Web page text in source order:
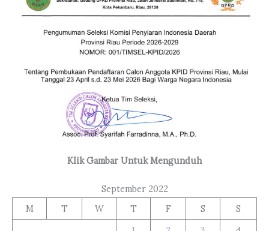
Klik Gambar Untuk Mengunduh
September 2022
M
T W T F S
S